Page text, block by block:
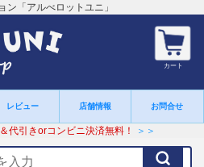
「アルべロットユニ」
カート
レビュー 店舗情報 お問合せ
代引きorコンビニ決済無料！ ＞＞